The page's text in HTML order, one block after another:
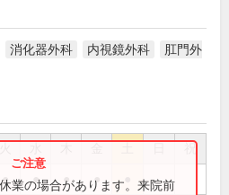
消化器外科 内視鏡外科
肛門外
祝
● ● ● ●
業の場合があります。来院前